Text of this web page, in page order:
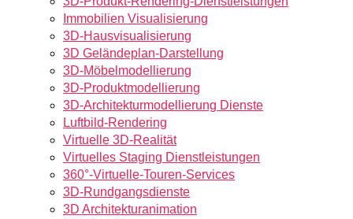
Immobilien Visualisierung
3D-Hausvisualisierung
3D Geländeplan-Darstellung
3D-Möbelmodellierung
3D-Produktmodellierung
3D-Architekturmodellierung Dienste
Luftbild-Rendering
Virtuelle 3D-Realität
Virtuelles Staging Dienstleistungen
360°-Virtuelle-Touren-Services
3D-Rundgangsdienste
3D Architekturanimation